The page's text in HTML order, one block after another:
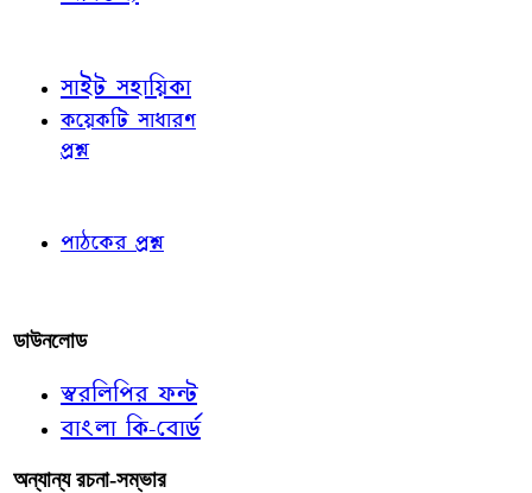
সাইট সহায়িকা
কয়েকটি সাধারণ
প্রশ্ন
পাঠকের প্রশ্ন
ডাউনলোড
স্বরলিপির ফন্ট
বাংলা কি-বোর্ড
অন্যান্য রচনা-সম্ভার